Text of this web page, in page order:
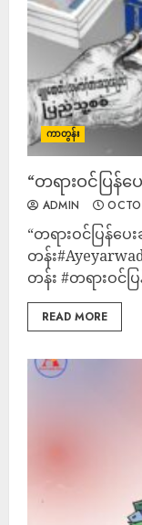
ကာတွန်း
“တရားဝင်ပြန်ပ
ADMIN
“တရားဝင်ပြန်ပ
တန်း
တန်း #တရားဝင်ပ
READ MORE